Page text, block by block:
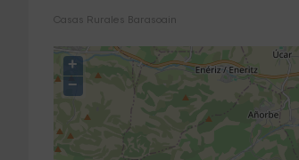
Casas Rurales Barasoain
+
−